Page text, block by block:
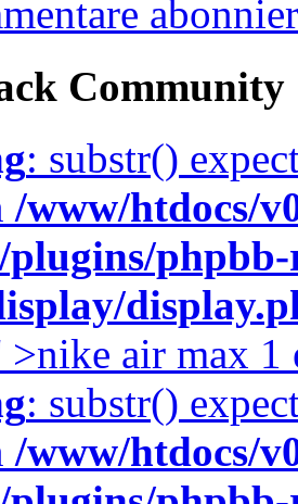
Community
: substr()
/www/htdocs/
plugins/phpbb-
air max 1
: substr()
/www/htdocs/